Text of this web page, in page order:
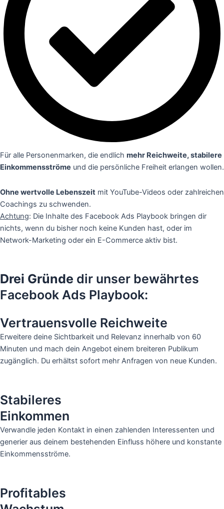
Für alle Personenmarken, die endlich mehr Reichweite, stabilere
Einkommensströme und die persönliche Freiheit erlangen wollen.
Ohne wertvolle Lebenszeit mit YouTube-Videos oder zahlreichen
Coachings zu schwenden.
Achtung: Die Inhalte des Facebook Ads Playbook bringen dir
nichts, wenn du bisher noch keine Kunden hast, oder im
Network-Marketing oder ein E-Commerce aktiv bist.
Drei Gründe dir unser bewährtes
Facebook Ads Playbook:
Vertrauensvolle Reichweite
Erweitere deine Sichtbarkeit und Relevanz innerhalb von 60
Minuten und mach dein Angebot einem breiteren Publikum
zugänglich. Du erhältst sofort mehr Anfragen von neue Kunden.
Stabileres
Einkommen
Verwandle jeden Kontakt in einen zahlenden Interessenten und
generier aus deinem bestehenden Einfluss höhere und konstante
Einkommensströme.
Profitables